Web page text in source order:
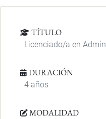
TÍTULO
Licenciado/a en
DURACIÓN
4 años
MODALIDAD